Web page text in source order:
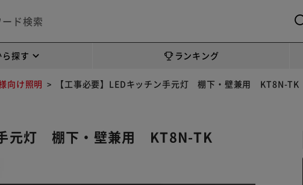
探す ランキング
向け照明 【工事必要】LEDキッチン手元灯 棚下・壁兼用 KT8N-TK
手元灯 棚下・壁兼用 KT8N-TK